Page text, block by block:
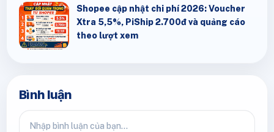
Shopee cập nhật chi phí 2026: Voucher
Xtra 5,5%, PiShip 2.700đ và quảng cáo
theo lượt xem
Bình luận